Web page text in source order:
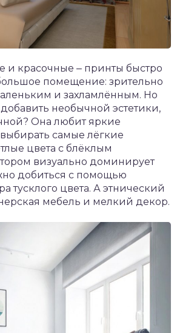
и красочные ‒ принты быстро
помещение: зрительно
и захламлённым. Но
добавить необычной эстетики,
Она любит яркие
самые лёгкие
цвета с блёклым
визуально доминирует
добиться с помощью
тусклого цвета. А этнический
мебель и мелкий декор.